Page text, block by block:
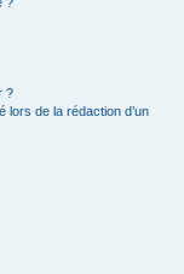
?
lors de la rédaction d’un